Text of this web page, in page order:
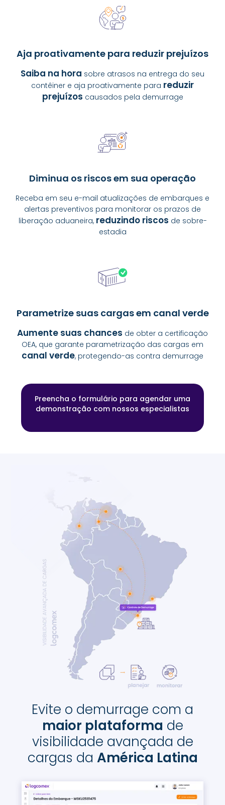
Aja proativamente para reduzir prejuízos
Saiba na hora sobre atrasos na entrega do seu
contêiner e aja proativamente para reduzir
prejuízos causados pela demurrage
Diminua os riscos em sua operação
Receba em seu e-mail atualizações de embarques e
alertas preventivos para monitorar os prazos de
liberação aduaneira, reduzindo riscos de sobre-
estadia
Parametrize suas cargas em canal verde
Aumente suas chances de obter a certificação
OEA, que garante parametrização das cargas em
canal verde, protegendo-as contra demurrage
Preencha o formulário para agendar uma
demonstração com nossos especialistas
Evite o demurrage com a
maior plataforma de
visibilidade avançada de
cargas da América Latina